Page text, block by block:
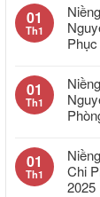
01
Th1
01
Th1
01
Th1
Chi
2025